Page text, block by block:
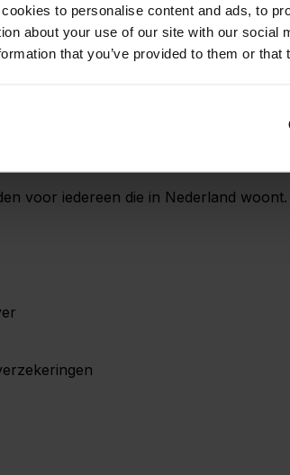
to personalise content and ads, to
about your use of our site with our
that you’ve provided to them or
loonbelasting en premies in te
af aan de Belastingdienst.
voor iedereen die in Nederland